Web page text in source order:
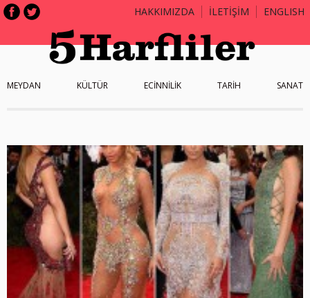
HAKKIMIZDA İLETİŞİM ENGLISH
MEYDAN KÜLTÜR ECİNNİLİK TARİH SANAT